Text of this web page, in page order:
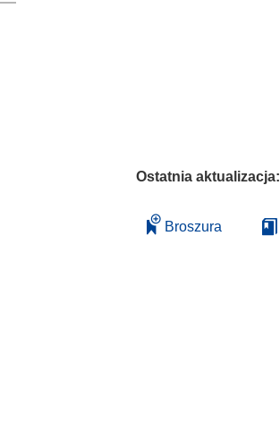
Ostatnia aktualizacja:
Broszura